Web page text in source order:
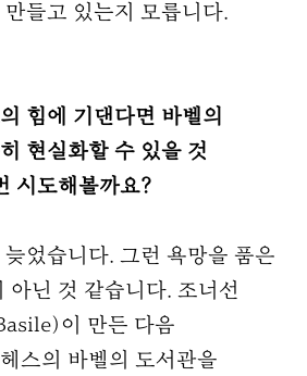
들고 있는지 모릅니다.
힘에 기댄다면 바벨의
현실화할 수 있을 것
시도해볼까요?
었습니다. 그런 욕망을 품은
아닌 것 같습니다. 조너선
이 만든 다음
스의 바벨의 도서관을